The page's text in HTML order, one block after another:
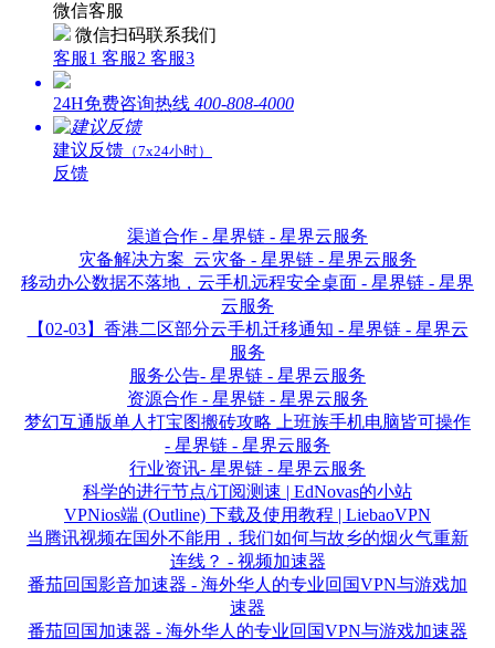
微信客服
微信扫码联系我们
客服1 客服2 客服3
24H免费咨询热线 400-808-4000
建议反馈 （7x24小时）
反馈
渠道合作 - 星界链 - 星界云服务
灾备解决方案_云灾备 - 星界链 - 星界云服务
移动办公数据不落地，云手机远程安全桌面 - 星界链 - 星界
云服务
【02-03】香港二区部分云手机迁移通知 - 星界链 - 星界云
服务
服务公告- 星界链 - 星界云服务
资源合作 - 星界链 - 星界云服务
梦幻互通版单人打宝图搬砖攻略 上班族手机电脑皆可操作
- 星界链 - 星界云服务
行业资讯- 星界链 - 星界云服务
科学的进行节点/订阅测速 | EdNovas的小站
VPNios端 (Outline) 下载及使用教程 | LiebaoVPN
当腾讯视频在国外不能用，我们如何与故乡的烟火气重新
连线？ - 视频加速器
番茄回国影音加速器 - 海外华人的专业回国VPN与游戏加
速器
番茄回国加速器 - 海外华人的专业回国VPN与游戏加速器